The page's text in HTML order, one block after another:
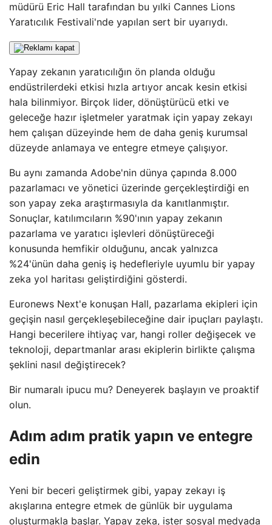
müdürü Eric Hall tarafından bu yılki Cannes Lions
Yaratıcılık Festivali'nde yapılan sert bir uyarıydı.
Yapay zekanın yaratıcılığın ön planda olduğu
endüstrilerdeki etkisi hızla artıyor ancak kesin etkisi
hala bilinmiyor. Birçok lider, dönüştürücü etki ve
geleceğe hazır işletmeler yaratmak için yapay zekayı
hem çalışan düzeyinde hem de daha geniş kurumsal
düzeyde anlamaya ve entegre etmeye çalışıyor.
Bu aynı zamanda Adobe'nin dünya çapında 8.000
pazarlamacı ve yönetici üzerinde gerçekleştirdiği en
son yapay zeka araştırmasıyla da kanıtlanmıştır.
Sonuçlar, katılımcıların %90'ının yapay zekanın
pazarlama ve yaratıcı işlevleri dönüştüreceği
konusunda hemfikir olduğunu, ancak yalnızca
%24'ünün daha geniş iş hedefleriyle uyumlu bir yapay
zeka yol haritası geliştirdiğini gösterdi.
Euronews Next'e konuşan Hall, pazarlama ekipleri için
geçişin nasıl gerçekleşebileceğine dair ipuçları paylaştı.
Hangi becerilere ihtiyaç var, hangi roller değişecek ve
teknoloji, departmanlar arası ekiplerin birlikte çalışma
şeklini nasıl değiştirecek?
Bir numaralı ipucu mu? Deneyerek başlayın ve proaktif
olun.
Adım adım pratik yapın ve entegre
edin
Yeni bir beceri geliştirmek gibi, yapay zekayı iş
akışlarına entegre etmek de günlük bir uygulama
oluşturmakla başlar. Yapay zeka, ister sosyal medyada